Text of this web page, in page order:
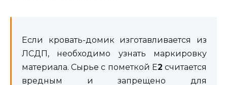
Если кровать-домик изготавливается из
ЛСДП, необходимо узнать маркировку
материала. Сырье с пометкой Е2 считается
вредным и запрещено для